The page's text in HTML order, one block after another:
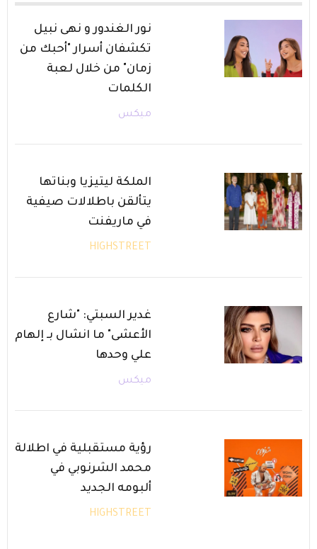
نور الغندور و نهى نبيل
تكشفان أسرار "أحبك من
زمان" من خلال لعبة
الكلمات
ميكس
الملكة ليتيزيا وبناتها
يتألقن باطلالات صيفية
في ماريفنت
HIGHSTREET
غدير السبتي: "شارع
الأعشى" ما انشال بـ إلهام
علي وحدها
ميكس
رؤية مستقبلية في اطلالة
محمد الشرنوبي في
ألبومه الجديد
HIGHSTREET